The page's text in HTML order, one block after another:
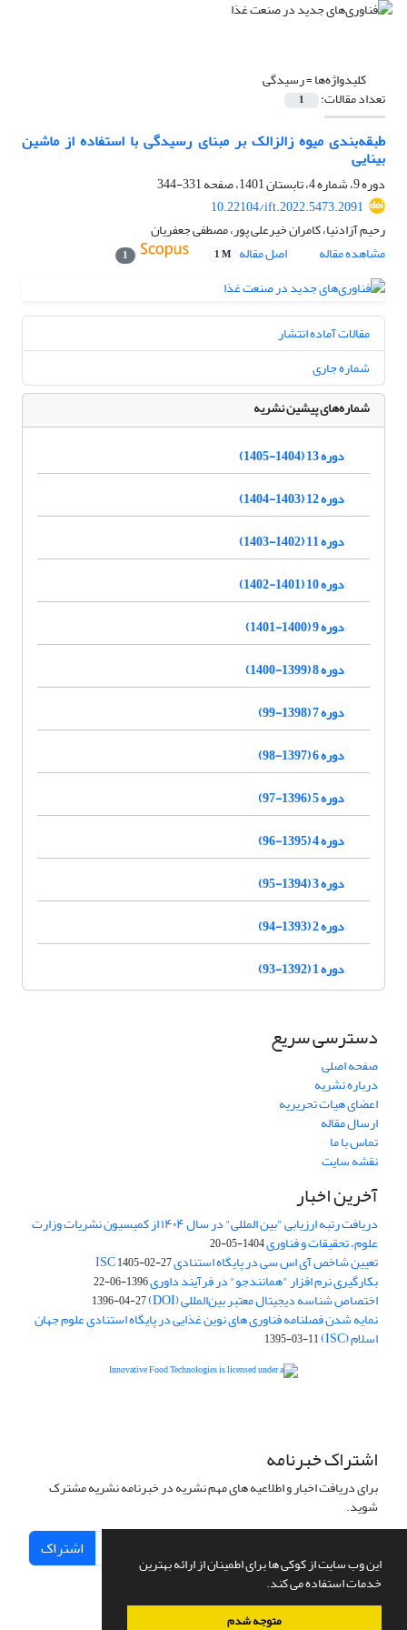
این وب سایت از کوکی ها برای اطمینان از ارائه بهترین
خدمات استفاده می کند.
متوجه شدم
کلیدواژه‌ها =رسیدگی
تعداد مقالات: 1
طبقه‌بندی میوه زالزالک بر مبنای رسیدگی با استفاده از ماشین
بینایی
دوره 9، شماره 4، تابستان 1401، صفحه
331-344
10.22104/ift.2022.5473.2091
رحیم آزادنیا، کامران خیرعلی پور، مصطفی جعفریان
مشاهده مقاله
اصل مقاله 1 M
1
مقالات آماده انتشار
شماره جاری
شماره‌های پیشین نشریه
دوره 13 (1404-1405)
دوره 12 (1403-1404)
دوره 11 (1402-1403)
دوره 10 (1401-1402)
دوره 9 (1400-1401)
دوره 8 (1399-1400)
دوره 7 (1398-99)
دوره 6 (1397-98)
دوره 5 (1396-97)
دوره 4 (1395-96)
دوره 3 (1394-95)
دوره 2 (1393-94)
دوره 1 (1392-93)
دسترسی سریع
صفحه اصلی
درباره نشریه
اعضای هیات تحریریه
ارسال مقاله
تماس با ما
نقشه سایت
آخرین اخبار
دریافت رتبه ارزیابی "بین المللی" در سال ۱۴۰۴ از کمیسیون نشریات وزارت
علوم، تحقیقات و فناوری1404-05-20
تعیین شاخص آی اس سی در پایگاه استنادی ISC1405-02-27
بکارگیری نرم افزار "همانندجو" در فرآیند داوری1396-06-22
اختصاص شناسه دیجیتال معتبر بین‌المللی (DOI) 1396-04-27
نمایه شدن فصلنامه فناوری های نوین غذایی در پایگاه استنادی علوم جهان
اسلام (ISC) 1395-03-11
اشتراک خبرنامه
برای دریافت اخبار و اطلاعیه های مهم نشریه در خبرنامه نشریه مشترک
شوید.
اشتراک